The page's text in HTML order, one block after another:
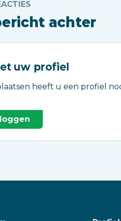
achter
uw profiel
heeft u een profiel